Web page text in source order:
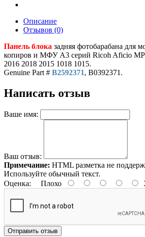
Описание
Отзывов (0)
Панель блока задняя фотобарабана для
копиров и МФУ A3 серий Ricoh Aficio MP
2016 2018 2015 1018 1015.
Genuine Part # B2592371, B0392371.
Написать отзыв
Ваше имя:
Ваш отзыв:
Примечание: HTML разметка не
Используйте обычный текст.
Оценка: Плохо
Отправить отзыв